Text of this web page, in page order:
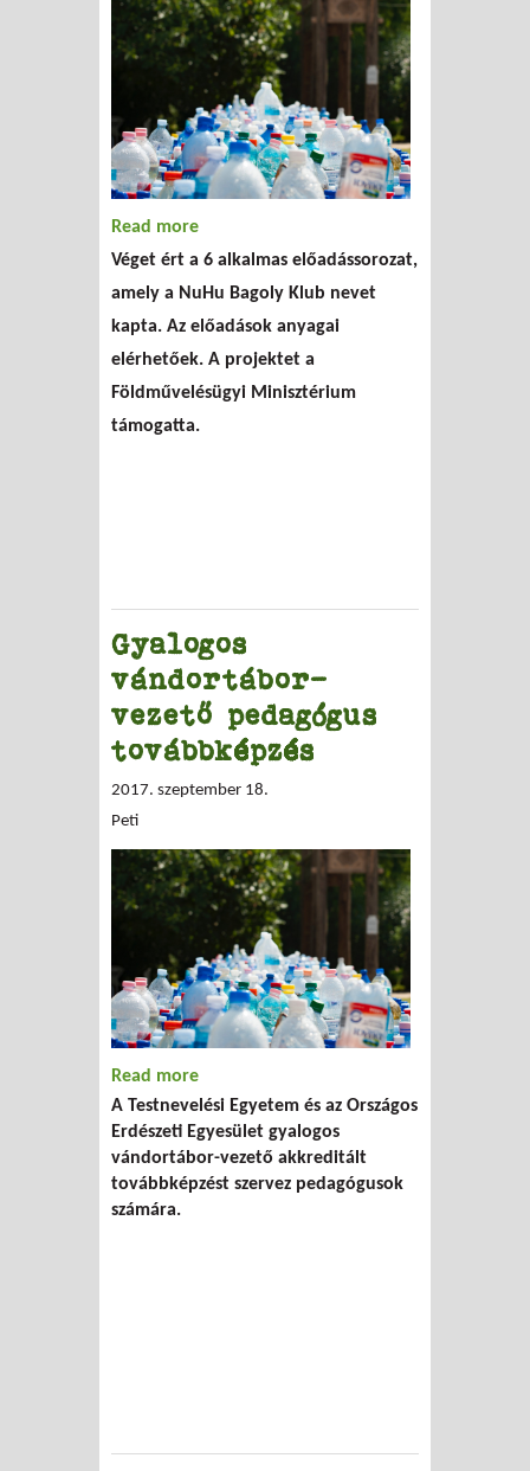
Read more
nevelésért
Véget ért a 6 alkalmas előadássorozat,
amely a NuHu Bagoly Klub nevet
kapta. Az előadások anyagai
elérhetőek. A projektet a
Földművelésügyi Minisztérium
támogatta.
Gyalogos
vándortábor-
vezető pedagógus
továbbképzés
2017. szeptember 18.
Peti
Read more
pedagógus továbbképzés
A Testnevelési Egyetem és az Országos
Erdészeti Egyesület gyalogos
vándortábor-vezető akkreditált
továbbképzést szervez pedagógusok
számára.